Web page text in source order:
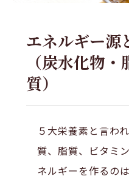
エネルギー源
（炭水化物
質）
５大栄養素と言わ
質、脂質、ビタミ
ネルギーを作るの